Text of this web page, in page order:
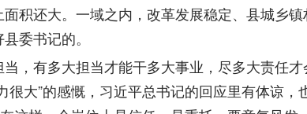
积还大。一域之内，改革发展稳定、县城乡
委书记的。
有多大担当才能干多大事业，尽多大责任才
很大”的感慨，习近平总书记的回应里有体谅